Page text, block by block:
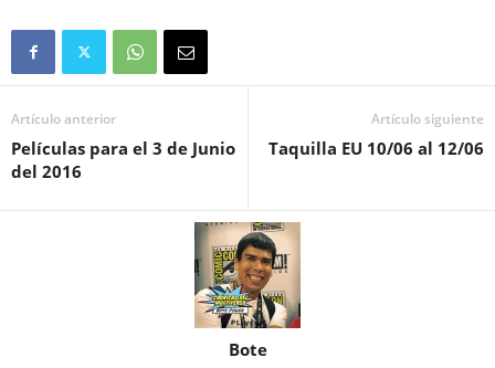
Artículo anterior
Películas para el 3 de Junio
del 2016
Artículo siguiente
Taquilla EU 10/06 al 12/06
Bote